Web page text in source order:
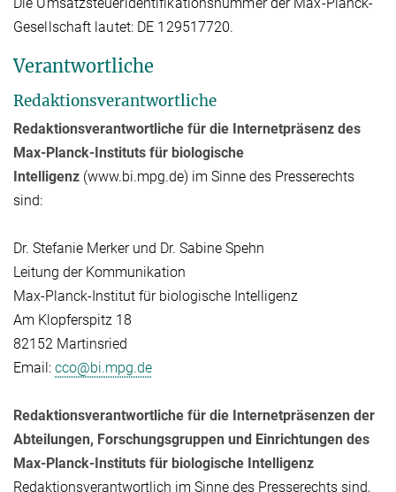
Gesellschaft lautet: DE 129517720.
Verantwortliche
Redaktionsverantwortliche
Redaktionsverantwortliche für die Internetpräsenz des
Max-Planck-Instituts für biologische
Intelligenz (www.bi.mpg.de) im Sinne des Presserechts
sind:
Dr. Stefanie Merker und Dr. Sabine Spehn
Leitung der Kommunikation
Max-Planck-Institut für biologische Intelligenz
Am Klopferspitz 18
82152 Martinsried
Email: cco@bi.mpg.de
Redaktionsverantwortliche für die Internetpräsenzen der
Abteilungen, Forschungsgruppen und Einrichtungen des
Max-Planck-Instituts für biologische Intelligenz
Redaktionsverantwortlich im Sinne des Presserechts sind,